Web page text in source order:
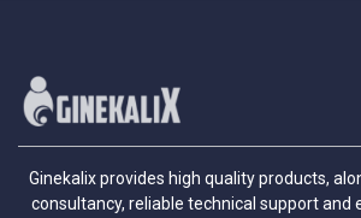
Ginekalix provides high quality products,
consultancy, reliable technical support and